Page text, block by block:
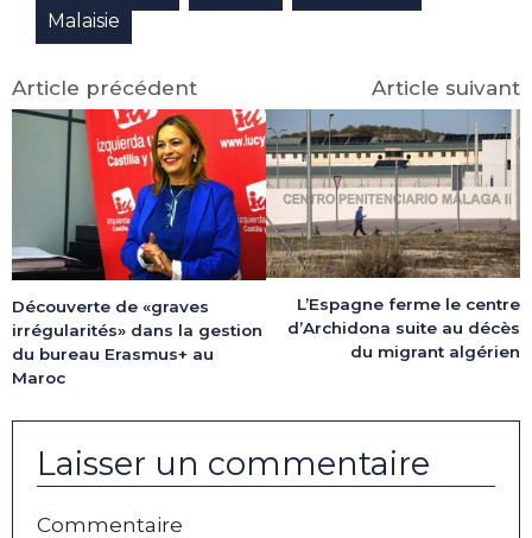
Malaisie
Article précédent
Découverte de «graves
irrégularités» dans la gestion
du bureau Erasmus+ au
Maroc
Article suivant
L’Espagne ferme le centre
d’Archidona suite au décès
du migrant algérien
Laisser un commentaire
Commentaire